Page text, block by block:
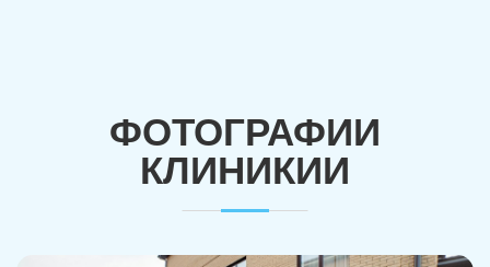
ФОТОГРАФИИ
КЛИНИКИИ